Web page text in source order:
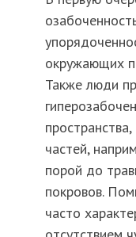
окружающих
Также люди
частей,
порой до
покровов.
часто